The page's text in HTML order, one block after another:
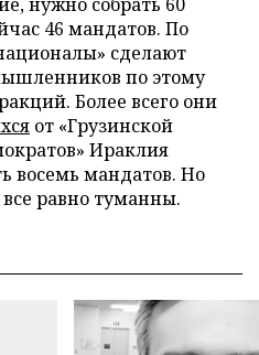
46 мандатов. По
сделают
по этому
Более всего они
от «Грузинской
Ираклия
восемь мандатов. Но
равно туманны.